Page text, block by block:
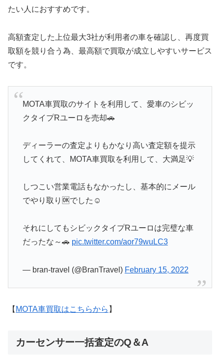
たい人におすすめです。
高額査定した上位最大3社が利用者の車を確認し、再度買
取額を競り合う為、最高額で買取が成立しやすいサービス
です。
MOTA車買取のサイトを利用して、愛車のシビッ
クタイプRユーロを売却🚗
ディーラーの査定よりもかなり高い査定額を提示
してくれて、MOTA車買取を利用して、大満足💡
しつこい営業電話もなかったし、基本的にメール
でやり取り🆗でした☺️
それにしてもシビックタイプRユーロは完璧な車
だったな～🚗 pic.twitter.com/aor79wuLC3
— bran-travel (@BranTravel) February 15, 2022
【 MOTA車買取はこちらから 】
カーセンサー一括査定のQ＆A